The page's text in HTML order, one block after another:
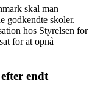
skal man
godkendte skoler.
hos Styrelsen for
for at opnå
endt